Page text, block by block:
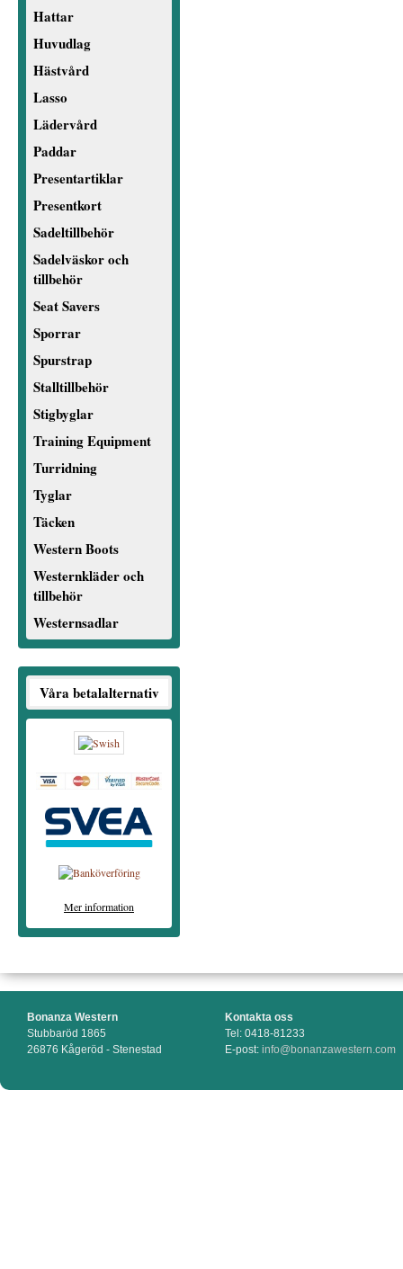
Hattar
Huvudlag
Hästvård
Lasso
Lädervård
Paddar
Presentartiklar
Presentkort
Sadeltillbehör
Sadelväskor och
tillbehör
Seat Savers
Sporrar
Spurstrap
Stalltillbehör
Stigbyglar
Training Equipment
Turridning
Tyglar
Täcken
Western Boots
Westernkläder och
tillbehör
Westernsadlar
Våra betalalternativ
Mer information
Bonanza Western
Stubbaröd 1865
26876 Kågeröd - Stenestad
Kontakta oss
Tel: 0418-81233
E-post: info@bonanzawestern.com